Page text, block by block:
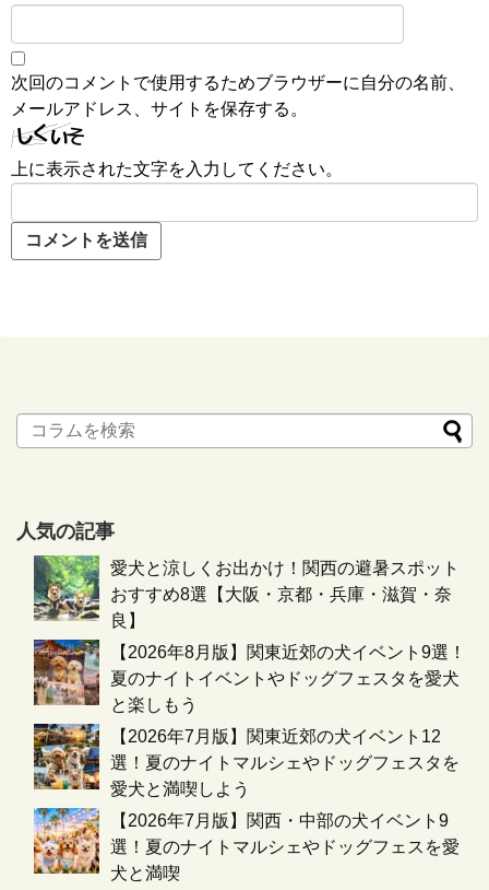
次回のコメントで使用するためブラウザーに自分の名前、
メールアドレス、サイトを保存する。
上に表示された文字を入力してください。
人気の記事
愛犬と涼しくお出かけ！関西の避暑スポット
おすすめ8選【大阪・京都・兵庫・滋賀・奈
良】
【2026年8月版】関東近郊の犬イベント9選！
夏のナイトイベントやドッグフェスタを愛犬
と楽しもう
【2026年7月版】関東近郊の犬イベント12
選！夏のナイトマルシェやドッグフェスタを
愛犬と満喫しよう
【2026年7月版】関西・中部の犬イベント9
選！夏のナイトマルシェやドッグフェスを愛
犬と満喫